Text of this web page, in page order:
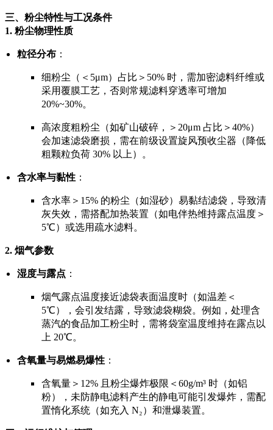
三、粉尘特性与工况条件
1. 粉尘物理性质
粒径分布 ：
细粉尘（＜5μm）占比＞50% 时，需加密滤料纤维或
采用覆膜工艺，否则常规滤料穿透率可增加
20%~30%。
高浓度粗粉尘（如矿山破碎，＞20μm 占比＞40%）
会加速滤袋磨损，需在前级设置旋风预收尘器（降低
粗颗粒负荷 30% 以上）。
含水率与黏性 ：
含水率＞15% 的粉尘（如湿砂）易黏结滤袋，导致清
灰失效，需搭配加热装置（如电伴热维持露点温度＞
5℃）或选用疏水滤料。
2. 烟气参数
湿度与露点 ：
烟气露点温度接近滤袋表面温度时（如温差＜
5℃），会引发结露，导致滤袋糊袋。例如，处理含
蒸汽的食品加工粉尘时，需将袋室温度维持在露点以
上 20℃。
含氧量与易燃易爆性 ：
含氧量＞12% 且粉尘爆炸极限＜60g/m³ 时（如铝
粉），未防静电滤料产生的静电可能引发爆炸，需配
置惰化系统（如充入 N₂）和泄爆装置。